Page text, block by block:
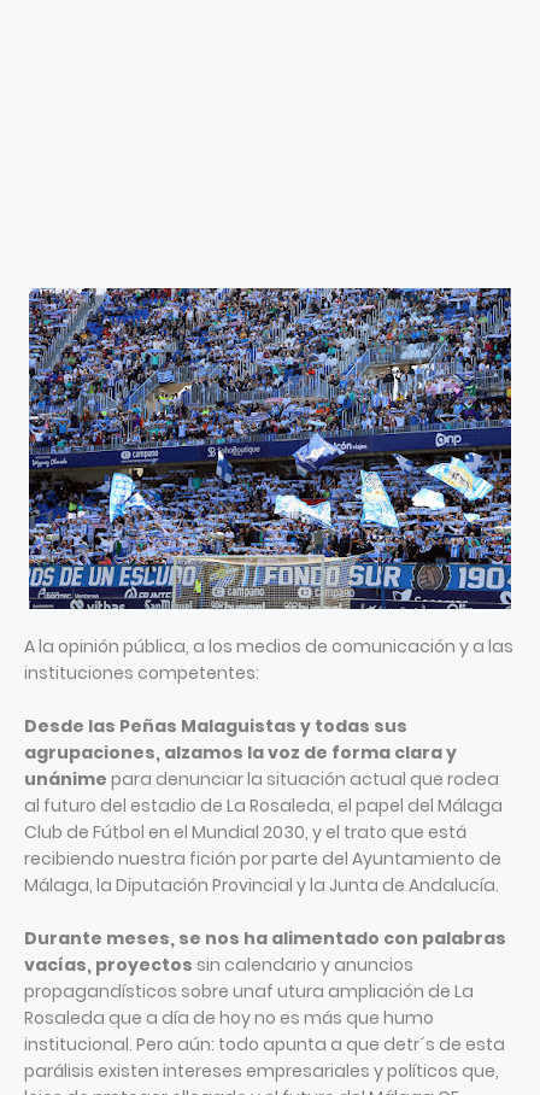
A la opinión pública, a los medios de comunicación y a las
instituciones competentes:
Desde las Peñas Malaguistas y todas sus
agrupaciones, alzamos la voz de forma clara y
unánime para denunciar la situación actual que rodea
al futuro del estadio de La Rosaleda, el papel del Málaga
Club de Fútbol en el Mundial 2030, y el trato que está
recibiendo nuestra fición por parte del Ayuntamiento de
Málaga, la Diputación Provincial y la Junta de Andalucía.
Durante meses, se nos ha alimentado con palabras
vacías, proyectos sin calendario y anuncios
propagandísticos sobre unaf utura ampliación de La
Rosaleda que a día de hoy no es más que humo
institucional. Pero aún: todo apunta a que detr´s de esta
parálisis existen intereses empresariales y políticos que,